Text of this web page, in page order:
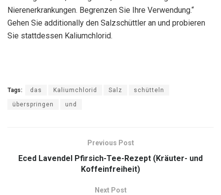
Nierenerkrankungen. Begrenzen Sie Ihre Verwendung.“
Gehen Sie additionally den Salzschüttler an und probieren
Sie stattdessen Kaliumchlorid.
Tags: das Kaliumchlorid Salz schütteln
überspringen und
Previous Post
Eced Lavendel Pfirsich-Tee-Rezept (Kräuter- und
Koffeinfreiheit)
Next Post